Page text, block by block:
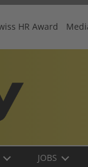
HR Award
JOBS